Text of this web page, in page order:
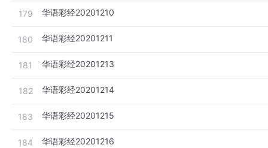
179 华语彩经20201210
180 华语彩经20201211
181 华语彩经20201213
182 华语彩经20201214
183 华语彩经20201215
184 华语彩经20201216